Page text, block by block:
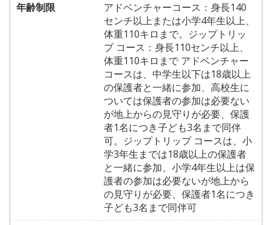
年齢制限
アドベンチャーコース：身長140
センチ以上または小学4年生以上、
体重110キロまで。ジップトリッ
プ コース：身長110センチ以上、
体重110キロまで アドベンチャー
コースは、中学生以下は18歳以上
の保護者と一緒に参加、高校生に
ついては保護者の参加は必要ない
が地上からの見守りが必要、保護
者1名につき子ども3名まで同伴
可。ジップトリップ コースは、小
学3年生までは18歳以上の保護者
と一緒に参加、小学4年生以上は保
護者の参加は必要ないが地上から
の見守りが必要、保護者1名につき
子ども3名まで同伴可